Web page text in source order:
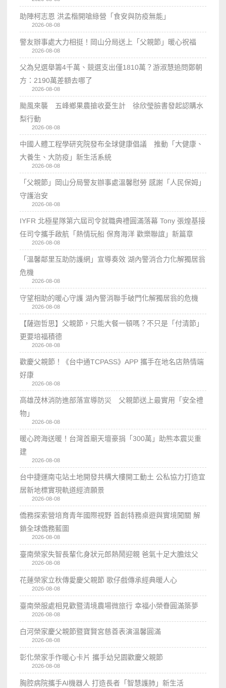
助陣柯志恩 洪孟楷開嗆綠營「食安與防疫無能」
2026-08-08
警友辦事處大力相挺！岡山分局送上「父親節」暖心祝福
2026-08-08
父為兒選舉籌4千萬、競選支出僅1810萬？游淑慧追問鄭朝
方：2190萬差額去哪了
2026-08-08
颱風來襲 五峰鄉果農搶收憂生計 徐欣瑩臉書發起認購水
梨行動
2026-08-08
中國人體工程學研究院發布全球健康倡議 推動「大健康、
大養生、大防疫」新生活系統
2026-08-08
「父親節」岡山分局警友辦事處溫馨慰勞 感謝「人民保姆」
守護治安
2026-08-08
IYFR 北極星隊第六屆司令就職典禮圓滿落幕 Tony 張煌基接
任司令攜手啟航「熱情玩船 保育海洋 歡樂聯誼」新篇章
2026-08-08
「溫馨鄰里互助防護網」宣導奏效 湖內警消合力化解獨居翁
危機
2026-08-08
守望相助的暖心守護 湖內警消聯手破門化解獨居翁的危機
2026-08-08
【薩迦哲思】父親節，只能大餐一頓嗎？不只是「付清節」
更要培福積德
2026-08-08
歡慶父親節！《台中通TCPASS》APP 攜手在地名店熱情端
好康
2026-08-08
高雄茂林消防進部落宣導防災 父親節送上最實用「安全禮
物」
2026-08-08
暖心跨海送暖！台灣首廟天壇豪捐「300萬」助熊本震災重
建
2026-08-08
台中捷運南屯站土地開發共構大樓開工動土 公私協力打造宜
居新地標實現軌道經濟願景
2026-08-08
僑務探索營培育青年國際視野 首創特務桌遊與實境闖關 解
鎖全球僑務藍圖
2026-08-08
臺南榮家失智長輩化身狀元郎熱鬧迎親 爸氣十足大膽炫父
2026-08-08
花蓮榮家立秋傳愛慶父親節 歌仔戲傳承經典暖人心
2026-08-08
臺南榮服處相見歡暨清境農場微旅行 幸福小榮眷圓滿築夢
2026-08-08
白河榮家慶父親節暨寶賢宮慈善表演溫馨圓滿
2026-08-08
彰化榮家手作暖心卡片 攜手幼兒園歡慶父親節
2026-08-08
胸腔病院攜手AI機器人 打造長者「智慧護肺」新生活